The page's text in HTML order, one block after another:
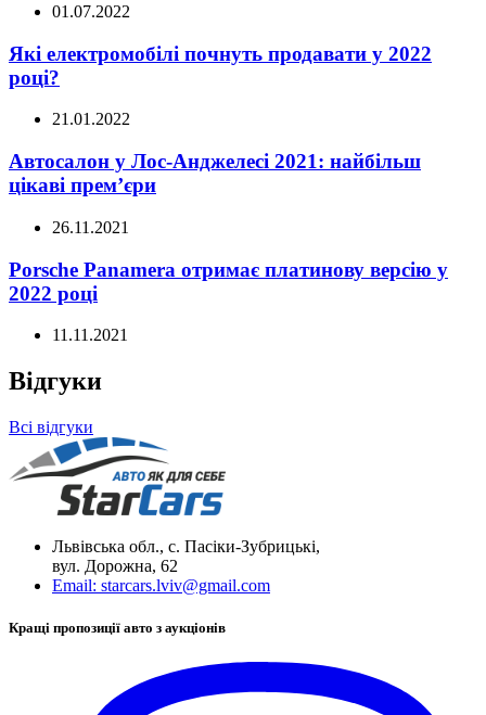
01.07.2022
Які електромобілі почнуть продавати у 2022
році?
21.01.2022
Автосалон у Лос-Анджелесі 2021: найбільш
цікаві прем’єри
26.11.2021
Porsche Panamera отримає платинову версію у
2022 році
11.11.2021
Відгуки
Всі відгуки
Львівська обл., с. Пасіки-Зубрицькі,
вул. Дорожна, 62
Email: starcars.lviv@gmail.com
Кращі пропозиції авто з аукціонів